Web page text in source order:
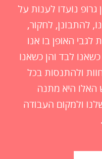
נועדו לענות על
להתבונן, לחקור,
לגבי האופן בו אנו
לבד והן כשאנו
ולהתנסות בכל
האלו היא מתנה
ולמקום העבודה